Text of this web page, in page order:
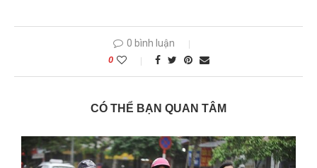
0 bình luận
0
CÓ THỂ BẠN QUAN TÂM